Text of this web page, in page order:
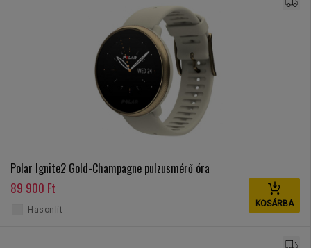
Polar Ignite2 Gold-Champagne pulzusmérő óra
89 900 Ft
KOSÁRBA
Hasonlít